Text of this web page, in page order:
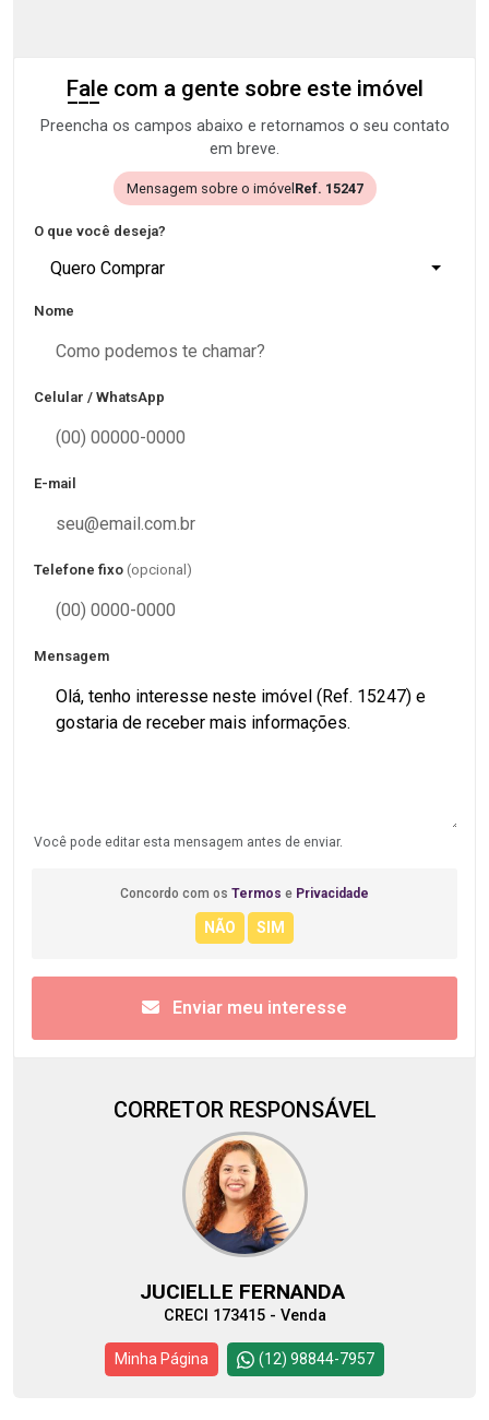
Fale com a gente sobre este imóvel
Preencha os campos abaixo e retornamos o seu contato
em breve.
Mensagem sobre o imóvel Ref. 15247
O que você deseja?
Quero Comprar
Nome
Celular / WhatsApp
E-mail
Telefone fixo (opcional)
Mensagem
Você pode editar esta mensagem antes de enviar.
Concordo com os Termos e Privacidade
Enviar meu interesse
CORRETOR RESPONSÁVEL
JUCIELLE FERNANDA
CRECI 173415 - Venda
Minha Página (12) 98844-7957